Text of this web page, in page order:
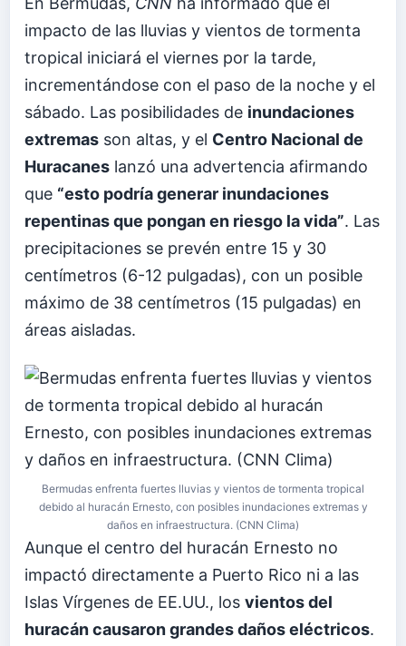
impacto de las lluvias y vientos de tormenta
tropical iniciará el viernes por la tarde,
incrementándose con el paso de la noche y el
sábado. Las posibilidades de inundaciones
extremas son altas, y el Centro Nacional de
Huracanes lanzó una advertencia afirmando
que “esto podría generar inundaciones
repentinas que pongan en riesgo la vida”. Las
precipitaciones se prevén entre 15 y 30
centímetros (6-12 pulgadas), con un posible
máximo de 38 centímetros (15 pulgadas) en
áreas aisladas.
Bermudas enfrenta fuertes lluvias y vientos de tormenta tropical
debido al huracán Ernesto, con posibles inundaciones extremas y
daños en infraestructura. (CNN Clima)
Aunque el centro del huracán Ernesto no
impactó directamente a Puerto Rico ni a las
Islas Vírgenes de EE.UU., los vientos del
huracán causaron grandes daños eléctricos.